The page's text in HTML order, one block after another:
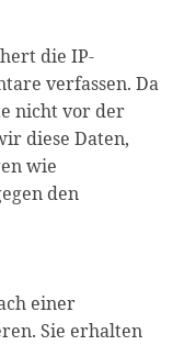
die IP-
verfassen. Da
nicht vor der
diese Daten,
wie
den
einer
Sie erhalten